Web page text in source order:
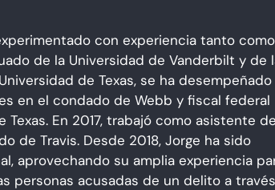
con experiencia tanto como
de la Universidad de Vanderbilt y de
de Texas, se ha desempeñado
en el condado de Webb y fiscal federal
En 2017, trabajó como asistente
de Travis. Desde 2018, Jorge ha sido
aprovechando su amplia experiencia
personas acusadas de un delito a